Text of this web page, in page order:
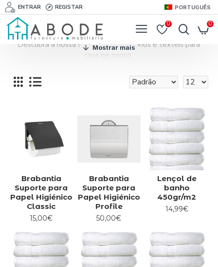
ENTRAR REGISTAR PORTUGUÊS
0 0
Descubra a nossa seleção de acessórios e têxteis para
casa de banho.
forma elegante aos melhores preços.
Brabantia
Suporte para
Papel Higiénico
Classic
15,00€
Brabantia
Suporte para
Papel Higiénico
Profile
50,00€
Lençol de
banho
450gr/m2
14,99€